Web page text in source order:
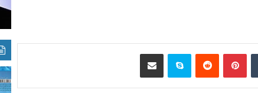
بينتيريست سكايب